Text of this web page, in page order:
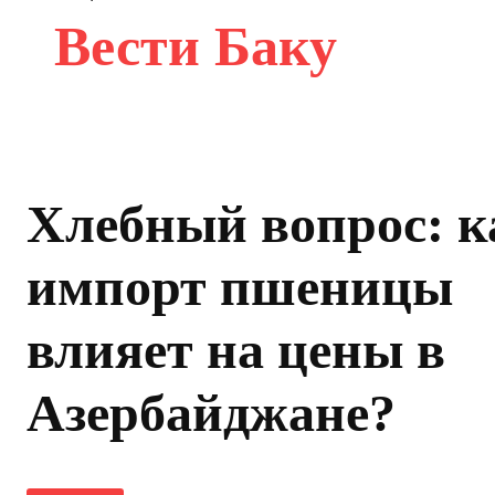
Вести Баку
Хлебный вопрос:
импорт пшеницы
влияет на цены в
Азербайджане?